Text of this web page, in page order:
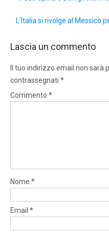
L’Italia si rivolge al Messico
Lascia un commento
Il tuo indirizzo email non sarà
contrassegnati *
Commento *
Nome *
Email *